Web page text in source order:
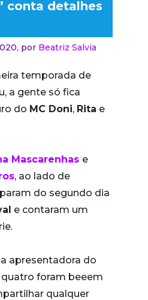
conta detalhes
por Beatriz Salvia
temporada de
a gente só fica
do MC Doni, Rita e
Mascarenhas e
, ao lado de
do segundo dia
e contaram um
apresentadora do
quatro foram beeem
qualquer